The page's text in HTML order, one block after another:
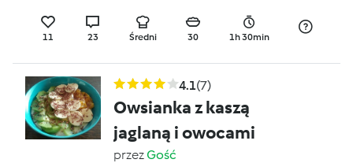
11 23 Średni 30 1h 30min
4.1(7)
Owsianka z kaszą
jaglaną i owocami
przezGość